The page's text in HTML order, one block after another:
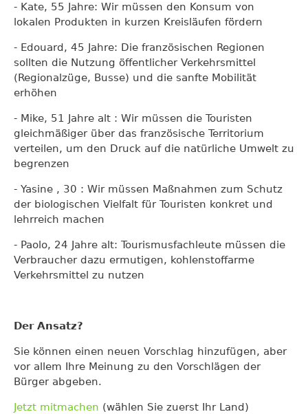
- Kate, 55 Jahre: Wir müssen den Konsum von
lokalen Produkten in kurzen Kreisläufen fördern
- Edouard, 45 Jahre: Die französischen Regionen
sollten die Nutzung öffentlicher Verkehrsmittel
(Regionalzüge, Busse) und die sanfte Mobilität
erhöhen
- Mike, 51 Jahre alt : Wir müssen die Touristen
gleichmäßiger über das französische Territorium
verteilen, um den Druck auf die natürliche Umwelt zu
begrenzen
- Yasine , 30 : Wir müssen Maßnahmen zum Schutz
der biologischen Vielfalt für Touristen konkret und
lehrreich machen
- Paolo, 24 Jahre alt: Tourismusfachleute müssen die
Verbraucher dazu ermutigen, kohlenstoffarme
Verkehrsmittel zu nutzen
Der Ansatz?
Sie können einen neuen Vorschlag hinzufügen, aber
vor allem Ihre Meinung zu den Vorschlägen der
Bürger abgeben.
Jetzt mitmachen (wählen Sie zuerst Ihr Land)